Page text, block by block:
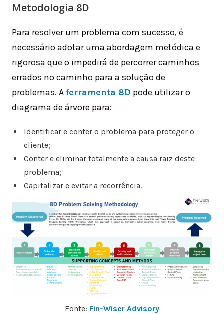
Metodologia 8D
Para resolver um problema com sucesso, é
necessário adotar uma abordagem metódica e
rigorosa que o impedirá de percorrer caminhos
errados no caminho para a solução de
problemas. Aferramenta 8D pode utilizar o
diagrama de árvore para:
Identificar e conter o problema para proteger o
cliente;
Conter e eliminar totalmente a causa raiz deste
problema;
Capitalizar e evitar a recorrência.
Fonte: Fin-Wiser Advisory